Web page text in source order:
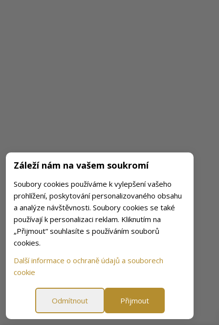
Záleží nám na vašem soukromí
Soubory cookies používáme k vylepšení vašeho
prohlížení, poskytování personalizovaného obsahu
a analýze návštěvnosti. Soubory cookies se také
používají k personalizaci reklam. Kliknutím na
„Přijmout“ souhlasíte s používáním souborů
cookies.
Další informace o ochraně údajů a souborech
cookie
Odmítnout Přijmout